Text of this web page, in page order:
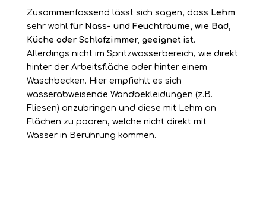
Zusammenfassend lässt sich sagen, dass Lehm
sehr wohl für Nass- und Feuchträume, wie Bad,
Küche oder Schlafzimmer, geeignetist.
Allerdings nicht im Spritzwasserbereich, wie direkt
hinter der Arbeitsfläche oder hinter einem
Waschbecken. Hier empfiehlt es sich
wasserabweisende Wandbekleidungen (z.B.
Fliesen) anzubringen und diese mit Lehm an
Flächen zu paaren, welche nicht direkt mit
Wasser in Berührung kommen.